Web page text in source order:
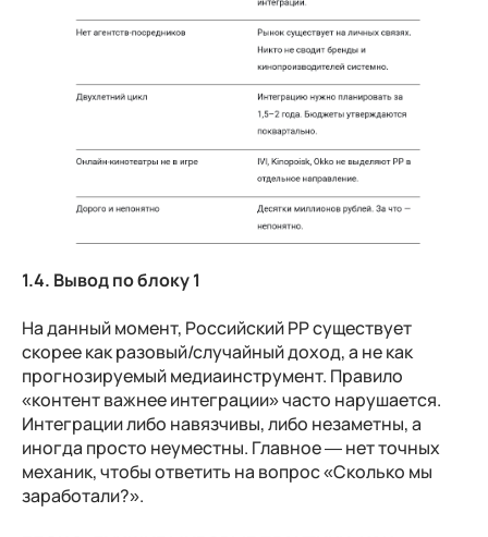
1.4. Вывод по блоку 1
На данный момент, Российский PP существует
скорее как разовый/случайный доход, а не как
прогнозируемый медиаинструмент. Правило
«контент важнее интеграции» часто нарушается.
Интеграции либо навязчивы, либо незаметны, а
иногда просто неуместны. Главное — нет точных
механик, чтобы ответить на вопрос «Сколько мы
заработали?».